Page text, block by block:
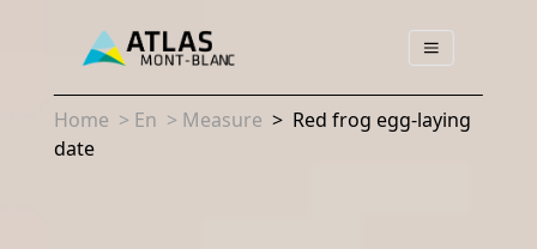
Home > En > Measure > Red frog egg-laying
date